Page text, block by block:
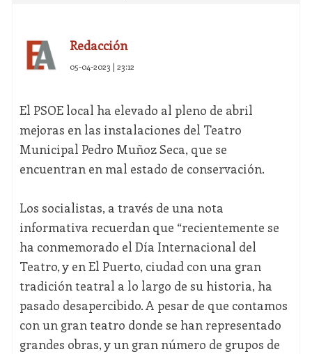
Redacción
05-04-2023 | 23:12
El PSOE local ha elevado al pleno de abril
mejoras en las instalaciones del Teatro
Municipal Pedro Muñoz Seca, que se
encuentran en mal estado de conservación.
Los socialistas, a través de una nota
informativa recuerdan que “recientemente se
ha conmemorado el Día Internacional del
Teatro, y en El Puerto, ciudad con una gran
tradición teatral a lo largo de su historia, ha
pasado desapercibido. A pesar de que contamos
con un gran teatro donde se han representado
grandes obras, y un gran número de grupos de